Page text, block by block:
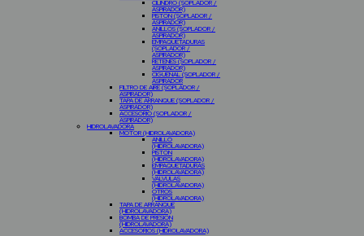
CILINDRO (SOPLADOR /
ASPIRADOR)
PISTON (SOPLADOR /
ASPIRADOR)
ANILLOS (SOPLADOR /
ASPIRADOR)
EMPAQUETADURAS
(SOPLADOR /
ASPIRADOR)
RETENES (SOPLADOR /
ASPIRADOR)
CIGUEÑAL (SOPLADOR /
ASPIRADOR
FILTRO DE AIRE (SOPLADOR /
ASPIRADOR)
TAPA DE ARRANQUE (SOPLADOR /
ASPIRADOR)
ACCESORIO (SOPLADOR /
ASPIRADOR)
HIDROLAVADORA
MOTOR (HIDROLAVADORA)
ANILLO
(HIDROLAVADORA)
PISTON
(HIDROLAVADORA)
EMPAQUETADURAS
(HIDROLAVADORA)
VALVULAS
(HIDROLAVADORA)
OTROS
(HIDROLAVADORA)
TAPA DE ARRANQUE
(HIDROLAVADORA)
BOMBA DE PRESION
(HIDROLAVADORA)
ACCESORIOS (HIDROLAVADORA)